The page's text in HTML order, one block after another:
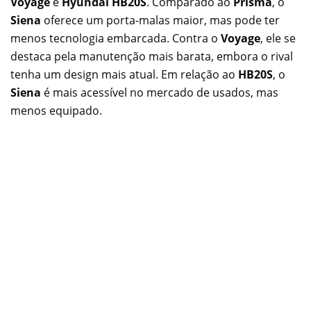
Siena oferece um porta-malas maior, mas pode ter
menos tecnologia embarcada. Contra o Voyage, ele se
destaca pela manutenção mais barata, embora o rival
tenha um design mais atual. Em relação ao HB20S, o
Siena é mais acessível no mercado de usados, mas
menos equipado.